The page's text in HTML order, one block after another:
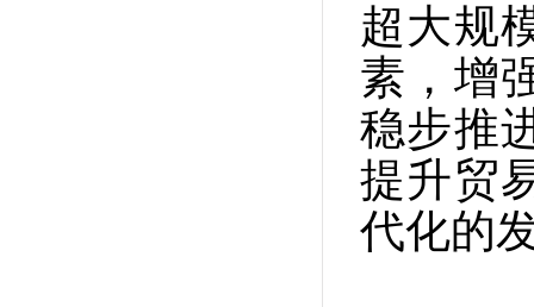
超大规
素，增
稳步推
提升贸
代化的